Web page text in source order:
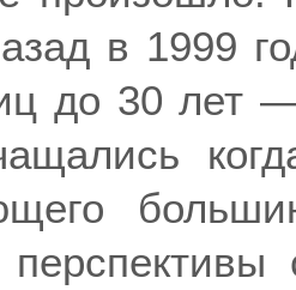
в 1999
до 30 лет —